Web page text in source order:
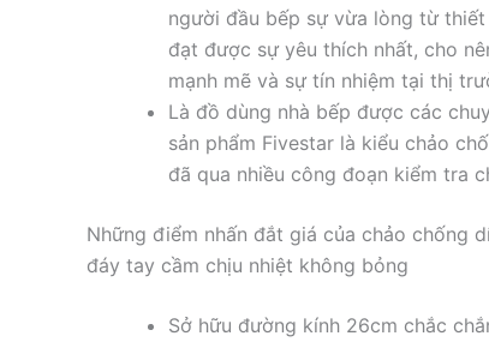
người đầu bếp sự vừa lòng từ
đạt được sự yêu thích nhất, cho
mạnh mẽ và sự tín nhiệm tại thị
Là đồ dùng nhà bếp được các
sản phẩm Fivestar là kiểu chảo
đã qua nhiều công đoạn kiểm tra
Những điểm nhấn đắt giá của chảo chống
đáy tay cầm chịu nhiệt không bỏng
Sở hữu đường kính 26cm chắc